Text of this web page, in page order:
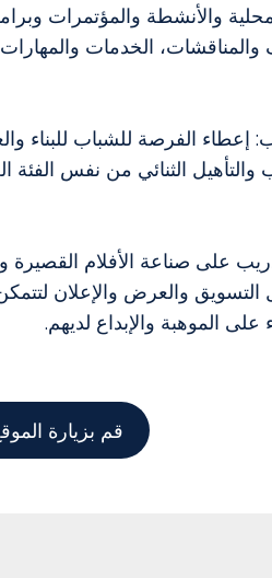
والأنشطة والمؤتمرات
الخدمات
إعطاء الفرصة للشباب للبناء
الثنائي من نفس الفئة
على صناعة الأفلام
التسويق والعرض والإعلان
الموهبة والإبداع لديهم.
قم بزيارة